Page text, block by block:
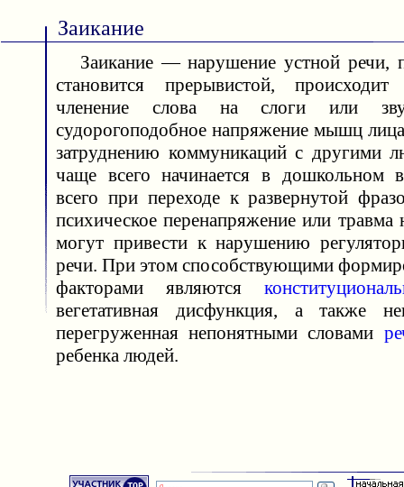
Заикание
Заикание — нарушение устной речи,
становится прерывистой, происходит
членение слова на слоги или
судорогоподобное напряжение мышц
затруднению коммуникаций с другими
чаще всего начинается в дошкольном
всего при переходе к развернутой
психическое перенапряжение или травма
могут привести к нарушению
речи. При этом способствующими
факторами являются
вегетативная дисфункция, а также
перегруженная непонятными словами
ребенка людей.